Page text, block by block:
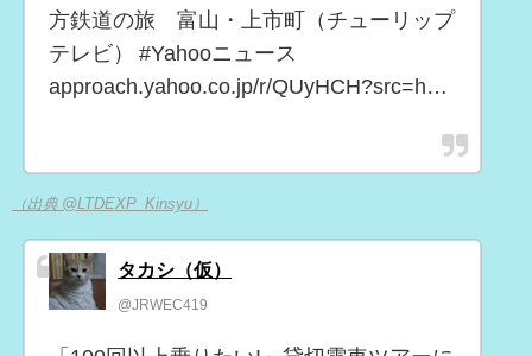
方鉄道の旅 富山・上市町（チューリップ
テレビ） #Yahooニュース
approach.yahoo.co.jp/r/QUyHCH?src=h…
（出典 @LTDEXP_Kinsyu）
タカシ（仮）
@JRWEC419